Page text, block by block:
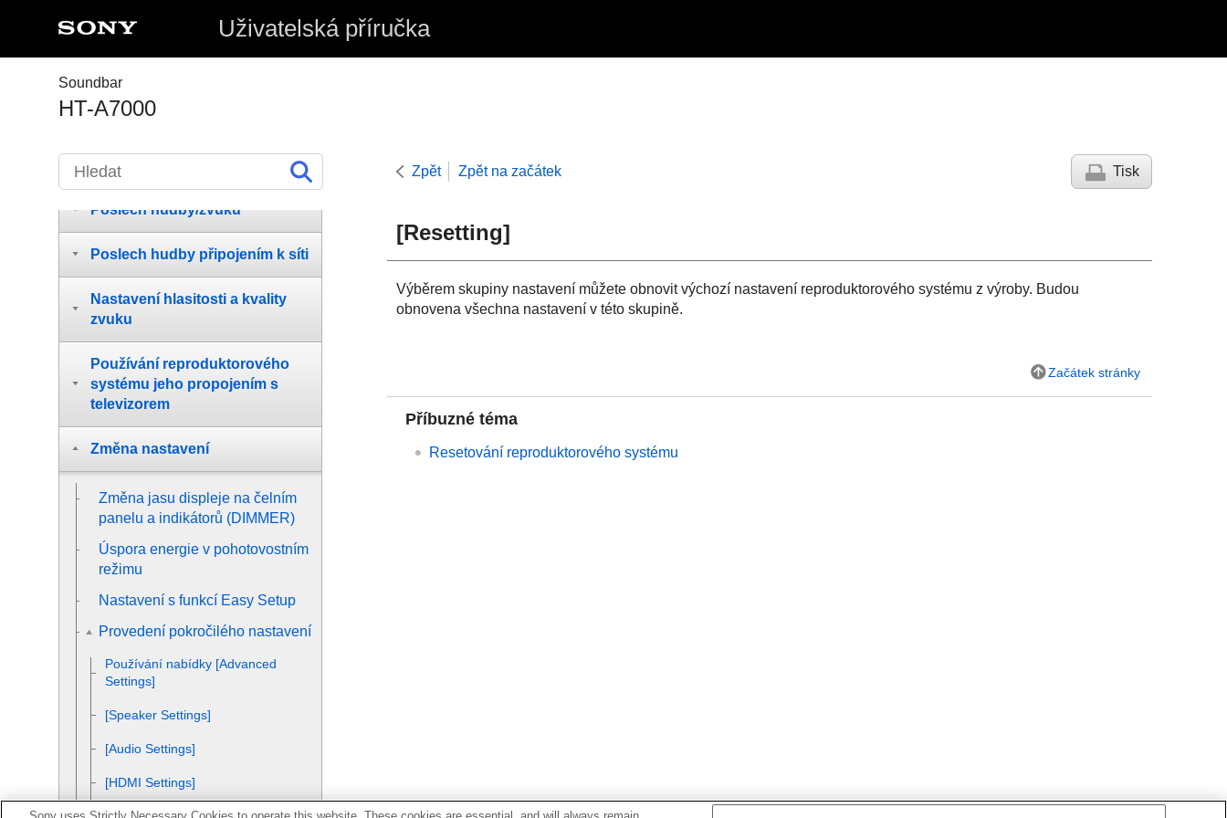
Uživatelská příručka
Soundbar
HT-A7000
Zpět Zpět na začátek Tisk
[Resetting]
Výběrem skupiny nastavení můžete obnovit výchozí nastavení reproduktorového systému z výroby. Budou
obnovena všechna nastavení v této skupině.
Začátek stránky
Příbuzné téma
Resetování reproduktorového systému
Začínáme
Příprava
Sledování obrazu
Poslech hudby/zvuku
Poslech hudby připojením k síti
Nastavení hlasitosti a kvality
zvuku
Používání reproduktorového
systému jeho propojením s
televizorem
Změna nastavení
Změna jasu displeje na čelním
panelu a indikátorů (DIMMER)
Úspora energie v pohotovostním
režimu
Nastavení s funkcí Easy Setup
Provedení pokročilého nastavení
Používání nabídky [Advanced
Settings]
[Speaker Settings]
[Audio Settings]
[HDMI Settings]